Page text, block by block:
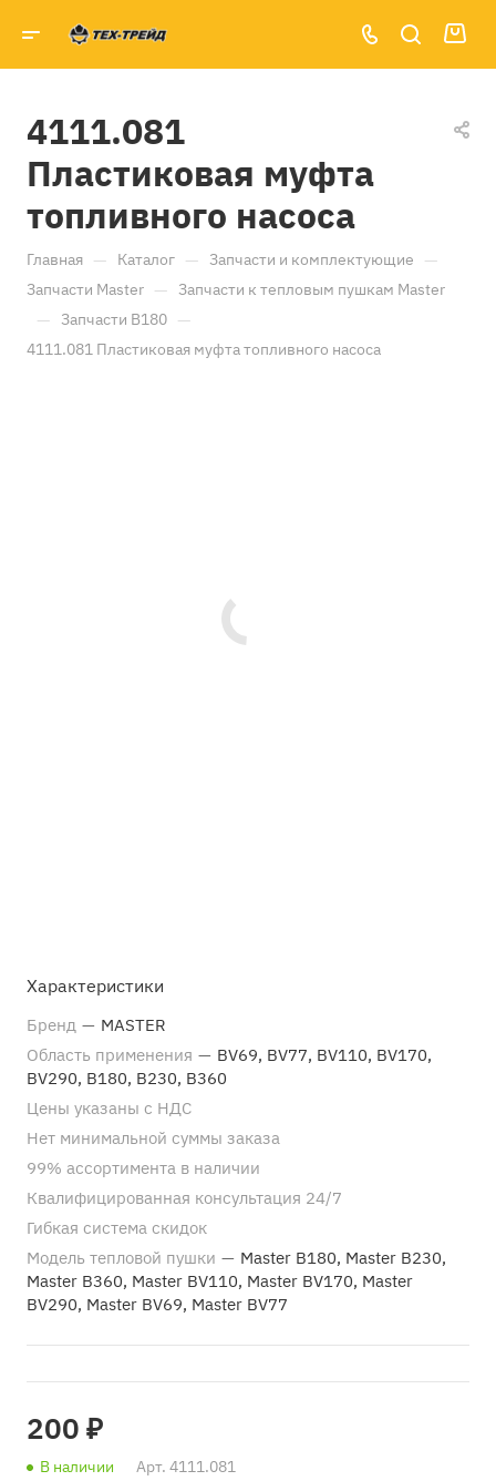
4111.081
Пластиковая муфта
топливного насоса
Главная — Каталог — Запчасти и комплектующие —
Запчасти Master — Запчасти к тепловым пушкам Master
— Запчасти B180 —
4111.081 Пластиковая муфта топливного насоса
Характеристики
Бренд — MASTER
Область применения — BV69, BV77, BV110, BV170,
BV290, B180, B230, B360
Цены указаны с НДС
Нет минимальной суммы заказа
99% ассортимента в наличии
Квалифицированная консультация 24/7
Гибкая система скидок
Модель тепловой пушки — Master B180, Master B230,
Master B360, Master BV110, Master BV170, Master
BV290, Master BV69, Master BV77
200 ₽
В наличии Арт. 4111.081